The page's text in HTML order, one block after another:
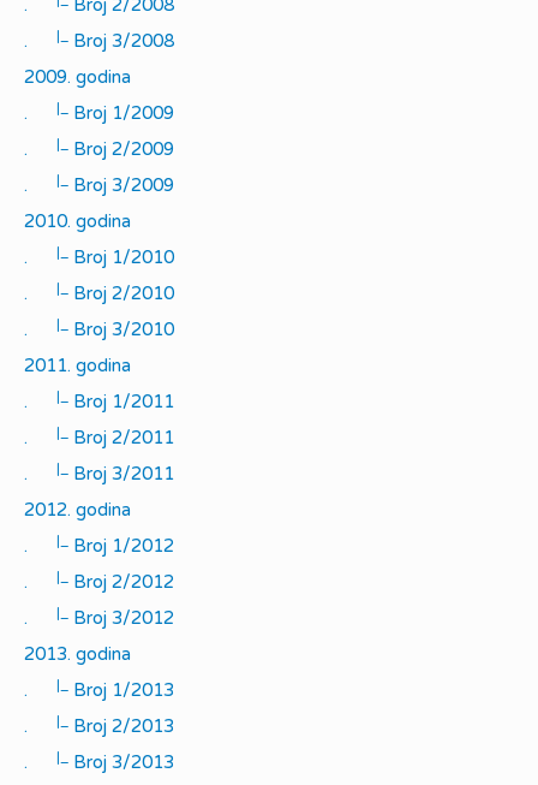
.
Broj 2/2008
.
|_
Broj 3/2008
2009. godina
.
|_
Broj 1/2009
.
|_
Broj 2/2009
.
|_
Broj 3/2009
2010. godina
.
|_
Broj 1/2010
.
|_
Broj 2/2010
.
|_
Broj 3/2010
2011. godina
.
|_
Broj 1/2011
.
|_
Broj 2/2011
.
|_
Broj 3/2011
2012. godina
.
|_
Broj 1/2012
.
|_
Broj 2/2012
.
|_
Broj 3/2012
2013. godina
.
|_
Broj 1/2013
.
|_
Broj 2/2013
.
|_
Broj 3/2013